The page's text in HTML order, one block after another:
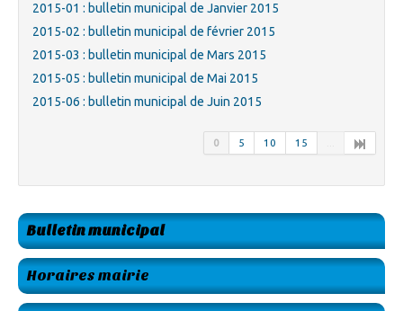
2015-01 : bulletin municipal de Janvier 2015
2015-02 : bulletin municipal de février 2015
2015-03 : bulletin municipal de Mars 2015
2015-05 : bulletin municipal de Mai 2015
2015-06 : bulletin municipal de Juin 2015
0 5 10 15
Bulletin municipal
Horaires mairie